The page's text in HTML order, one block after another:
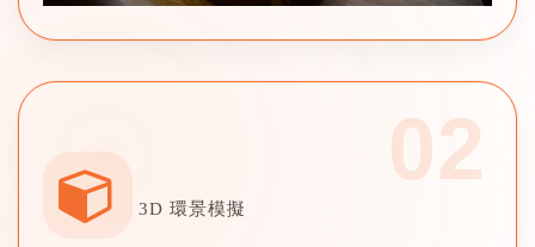
3D 環景模擬
02